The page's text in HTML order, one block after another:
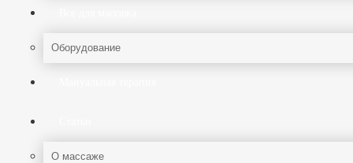
Оборудование
О массаже